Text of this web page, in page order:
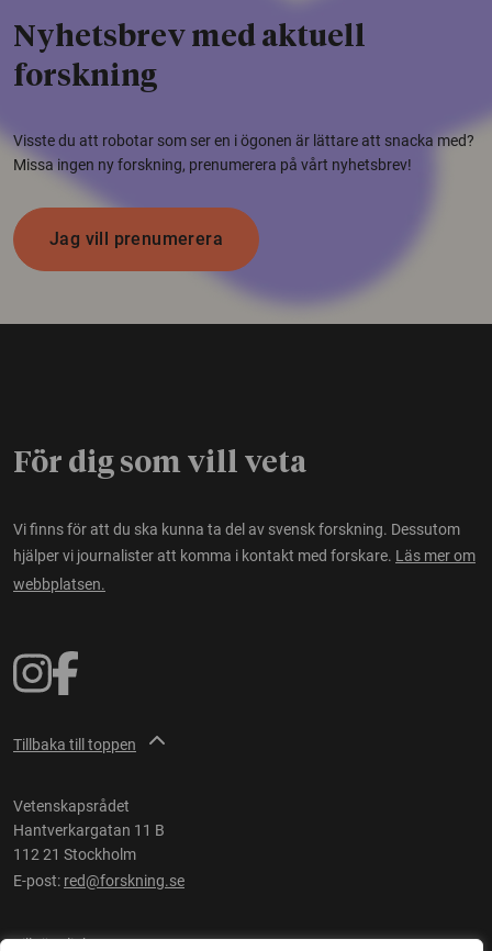
Nyhetsbrev med aktuell
forskning
Visste du att robotar som ser en i ögonen är lättare att snacka med?
Missa ingen ny forskning, prenumerera på vårt nyhetsbrev!
Jag vill prenumerera
För dig som vill veta
Vi finns för att du ska kunna ta del av svensk forskning. Dessutom
hjälper vi journalister att komma i kontakt med forskare. Läs mer om
webbplatsen.
Tillbaka till toppen
Vetenskapsrådet
Hantverkargatan 11 B
112 21 Stockholm
E-post: red@forskning.se
Tillgänglighet